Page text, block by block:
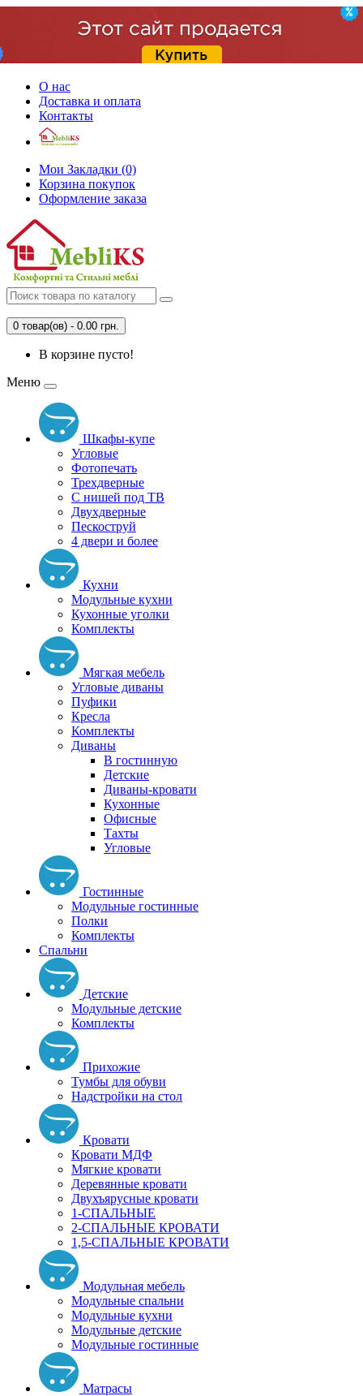
О нас
Доставка и оплата
Контакты
Мои Закладки (0)
Корзина покупок
Оформление заказа
0 товар(ов) - 0.00 грн.
В корзине пусто!
Меню
Шкафы-купе
Угловые
Фотопечать
Трехдверные
С нишей под ТВ
Двухдверные
Пескоструй
4 двери и более
Кухни
Модульные кухни
Кухонные уголки
Комплекты
Мягкая мебель
Угловые диваны
Пуфики
Кресла
Комплекты
Диваны
В гостинную
Детские
Диваны-кровати
Кухонные
Офисные
Тахты
Угловые
Гостинные
Модульные гостинные
Полки
Комплекты
Спальни
Детские
Модульные детские
Комплекты
Прихожие
Тумбы для обуви
Надстройки на стол
Кровати
Кровати МДФ
Мягкие кровати
Деревянные кровати
Двухъярусные кровати
1-СПАЛЬНЫЕ
2-СПАЛЬНЫЕ КРОВАТИ
1,5-СПАЛЬНЫЕ КРОВАТИ
Модульная мебель
Модульные спальни
Модульные кухни
Модульные детские
Модульные гостинные
Матрасы